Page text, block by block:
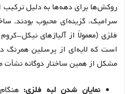
روکش‌ها برای دهه‌ها به دلیل ترکیب
سرامیک، گزینه‌ای محبوب بودند.
فلزی (معمولاً از آلیاژهای نیکل-کروم
است که لایه‌ای از پرسلین همرنگ
مشکل از همین ساختار دوگانه نشأت
نمایان شدن لبه فلزی: